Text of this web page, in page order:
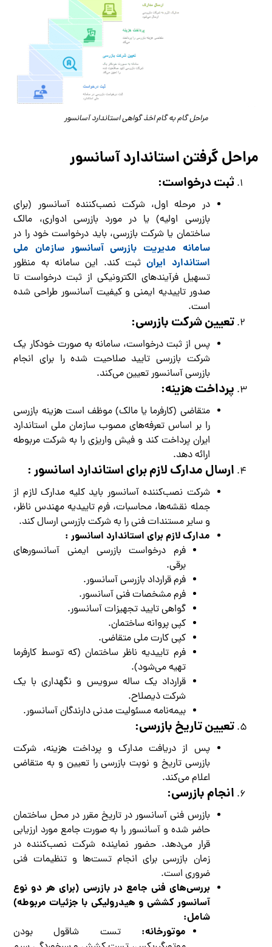
مراحل گام به گام اخذ گواهی استاندارد آسانسور
مراحل گرفتن استاندارد آسانسور
ثبت درخواست:
در مرحله اول، شرکت نصب‌کننده آسانسور (برای
بازرسی اولیه) یا در مورد بازرسی ادواری، مالک
ساختمان یا شرکت بازرسی، باید درخواست خود را در
سامانه مدیریت بازرسی آسانسور سازمان ملی
استاندارد ایرانثبت کند. این سامانه به منظور
تسهیل فرآیندهای الکترونیکی از ثبت درخواست تا
صدور تاییدیه ایمنی و کیفیت آسانسور طراحی شده
است.
تعیین شرکت بازرسی:
پس از ثبت درخواست، سامانه به صورت خودکار یک
شرکت بازرسی تایید صلاحیت شده را برای انجام
بازرسی آسانسور تعیین می‌کند.
پرداخت هزینه:
متقاضی (کارفرما یا مالک) موظف است هزینه بازرسی
را بر اساس تعرفه‌های مصوب سازمان ملی استاندارد
ایران پرداخت کند و فیش واریزی را به شرکت مربوطه
ارائه دهد.
ارسال مدارک لازم برای استاندارد اسانسور :
شرکت نصب‌کننده آسانسور باید کلیه مدارک لازم از
جمله نقشه‌ها، محاسبات، فرم تاییدیه مهندس ناظر،
و سایر مستندات فنی را به شرکت بازرسی ارسال کند.
مدارک لازم برای استاندارد اسانسور :
فرم درخواست بازرسی ایمنی آسانسورهای
برقی.
فرم قرارداد بازرسی آسانسور.
فرم مشخصات فنی آسانسور.
گواهی تایید تجهیزات آسانسور.
کپی پروانه ساختمان.
کپی کارت ملی متقاضی.
فرم تاییدیه ناظر ساختمان (که توسط کارفرما
تهیه می‌شود).
قرارداد یک ساله سرویس و نگهداری با یک
شرکت ذیصلاح.
بیمه‌نامه مسئولیت مدنی دارندگان آسانسور.
تعیین تاریخ بازرسی:
پس از دریافت مدارک و پرداخت هزینه، شرکت
بازرسی تاریخ و نوبت بازرسی را تعیین و به متقاضی
اعلام می‌کند.
انجام بازرسی:
بازرس فنی آسانسور در تاریخ مقرر در محل ساختمان
حاضر شده و آسانسور را به صورت جامع مورد ارزیابی
قرار می‌دهد. حضور نماینده شرکت نصب‌کننده در
زمان بازرسی برای انجام تست‌ها و تنظیمات فنی
ضروری است.
بررسی‌های فنی جامع در بازرسی (برای هر دو نوع
آسانسور کششی و هیدرولیکی با جزئیات مربوطه)
شامل:
موتورخانه: تست شاقول بودن